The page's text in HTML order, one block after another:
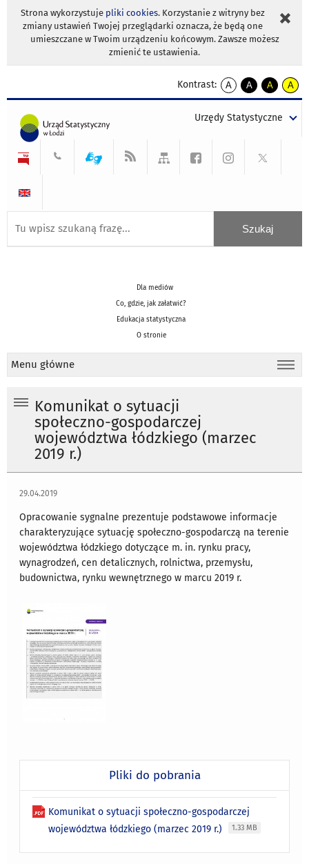
Strona wykorzystuje pliki cookies. Korzystanie z witryny bez
zmiany ustawień Twojej przeglądarki oznacza, że będą one
umieszczane w Twoim urządzeniu końcowym. Zawsze możesz
zmienić te ustawienia.
Kontrast:
A
kontrast
A
kontrast
tekst
czarnym
A
kontrast
tekst
czarnym
A
tekst
żółtym
Urzędy Statystyczne
Dla mediów
Co, gdzie, jak załatwić?
Edukacja statystyczna
O stronie
Menu główne
Komunikat o sytuacji
społeczno-gospodarczej
województwa łódzkiego (marzec
2019 r.)
29.04.2019
Opracowanie sygnalne prezentuje podstawowe informacje
charakteryzujące sytuację społeczno-gospodarczą na terenie
województwa łódzkiego dotyczące m. in. rynku pracy,
wynagrodzeń, cen detalicznych, rolnictwa, przemysłu,
budownictwa, rynku wewnętrznego w marcu 2019 r.
Pliki do pobrania
Komunikat o sytuacji społeczno-gospodarczej
województwa łódzkiego (marzec 2019 r.)
1.33 MB